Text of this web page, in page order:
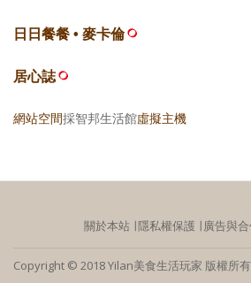
日日餐餐 • 麥卡倫
居心誌
網站空間採智邦生活館虛擬主機
關於本站 ∣隱私權保護 ∣ 廣告與
Copyright © 2018 Yilan美食生活玩家 版權所